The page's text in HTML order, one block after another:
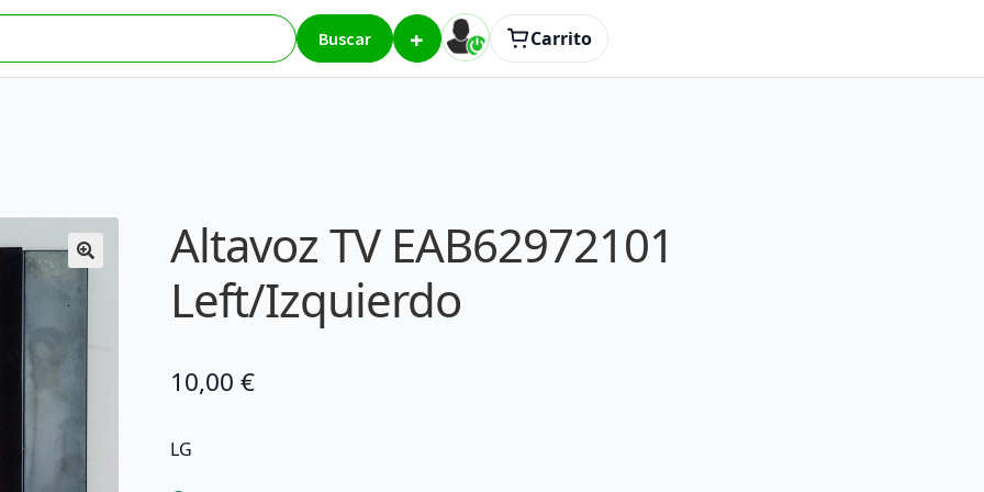
Buscar + Carrito
Altavoz TV EAB62972101 Left/Izquierdo
Altavoz TV EAB62972101
Left/Izquierdo
10,00 €
LG